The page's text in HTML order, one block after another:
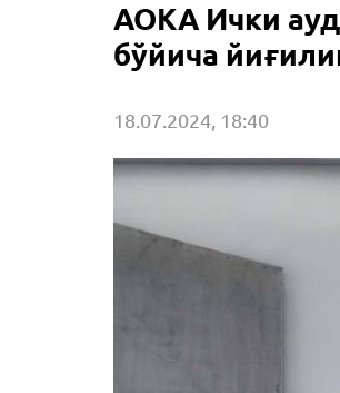
АОКА Ички
бўйича
18.07.2024, 18:40